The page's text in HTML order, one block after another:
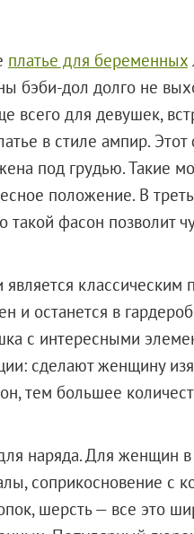
платье для беременных
бэби-дол долго не
всего для девушек,
в стиле ампир. Этот
под грудью. Такие
положение. В
фасон позволит
классическим
и останется в
с интересными
сделают женщину
тем большее
наряда. Для женщин
соприкосновение с
шерсть — все это